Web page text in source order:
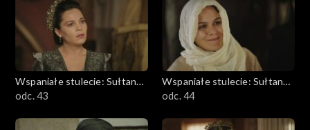
Wspaniałe stulecie: Sułtanka
Kösem
odc. 43
Wspaniałe stulecie: Sułtanka
Kösem
odc. 44